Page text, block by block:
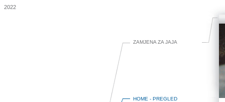
2022
ZAMJENA ZA JAJA
HOME - PREGLED